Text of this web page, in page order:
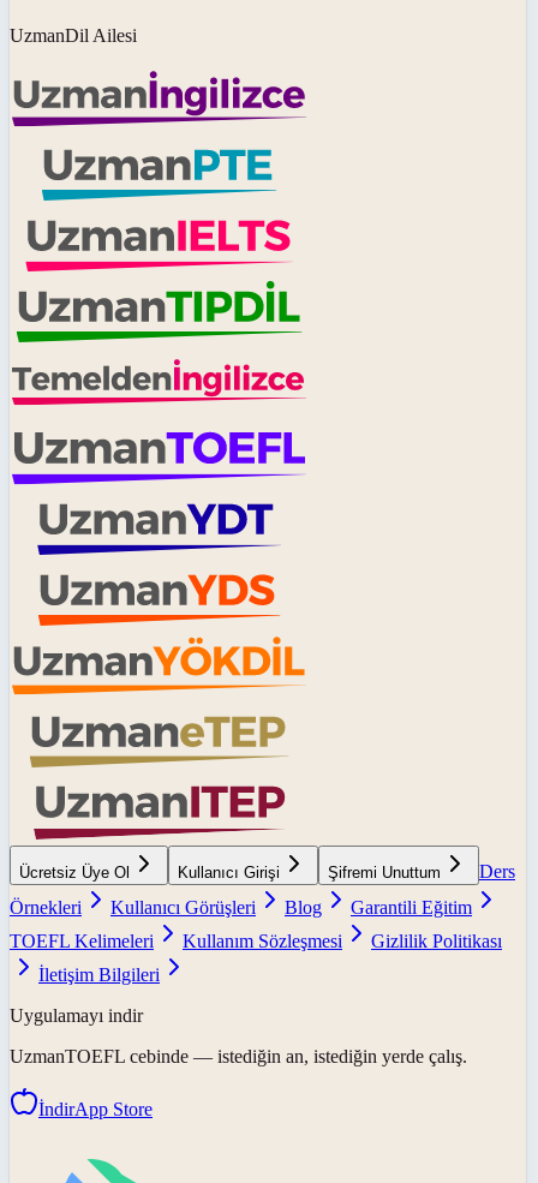
UzmanDil Ailesi
Ücretsiz Üye Ol Kullanıcı Girişi Şifremi Unuttum
Ders
Örnekleri
Kullanıcı Görüşleri Blog
Garantili Eğitim
TOEFL Kelimeleri
Kullanım Sözleşmesi
Gizlilik Politikası
İletişim Bilgileri
Uygulamayı indir
UzmanTOEFL cebinde — istediğin an, istediğin yerde çalış.
İndirApp Store